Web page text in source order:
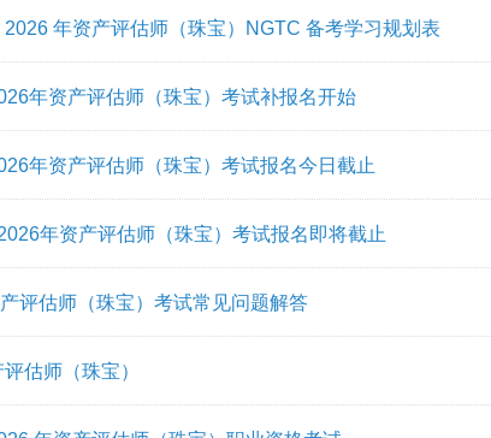
年资产评估师（珠宝）补考试报名今日截止
珠宝） 行业最稀缺的硬核证书
年资产评估师（珠宝）NGTC 备考学习规划表
年资产评估师（珠宝）考试补报名开始
年资产评估师（珠宝）考试报名今日截止
年资产评估师（珠宝）考试报名即将截止